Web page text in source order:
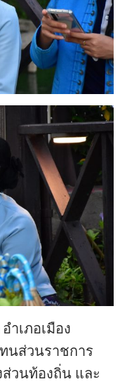
ำเภอเมือง
นส่วนราชการ
วนท้องถิ่น และ